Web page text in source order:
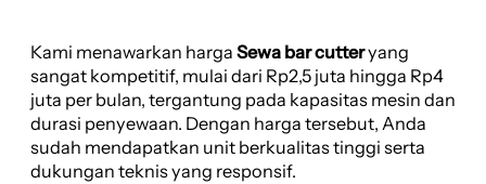
Kami menawarkan harga Sewa bar cutteryang
sangat kompetitif, mulai dari Rp2,5 juta hingga Rp4
juta per bulan, tergantung pada kapasitas mesin dan
durasi penyewaan. Dengan harga tersebut, Anda
sudah mendapatkan unit berkualitas tinggi serta
dukungan teknis yang responsif.